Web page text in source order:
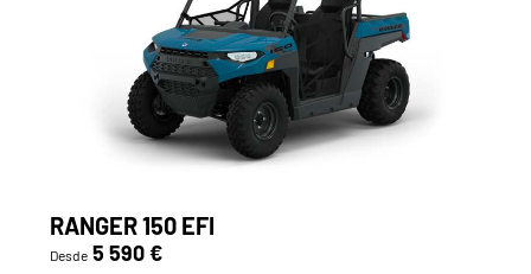
RANGER 150 EFI
Desde 5 590 €